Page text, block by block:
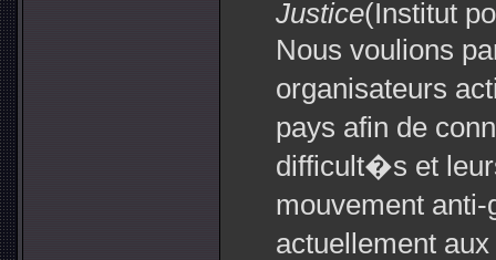
Justice(Institut
Nous voulions
organisateurs
pays afin de
difficult�s et
mouvement
actuellement